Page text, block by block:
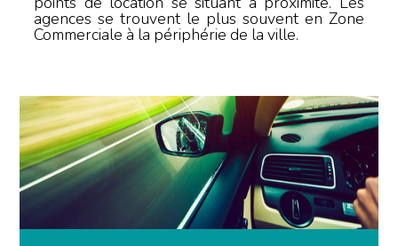
agences se trouvent le plus souvent en Zone
Commerciale à la périphérie de la ville.